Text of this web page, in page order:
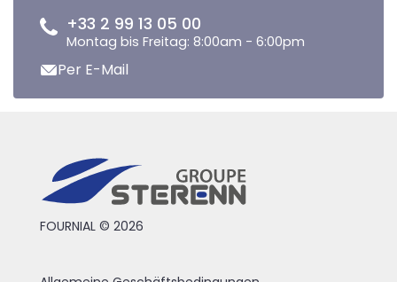
+33 2 99 13 05 00
Montag bis Freitag: 8:00am - 6:00pm
Per E-Mail
FOURNIAL © 2026